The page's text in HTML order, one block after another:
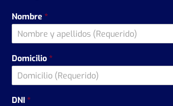
Nombre *
Domicilio *
DNI *